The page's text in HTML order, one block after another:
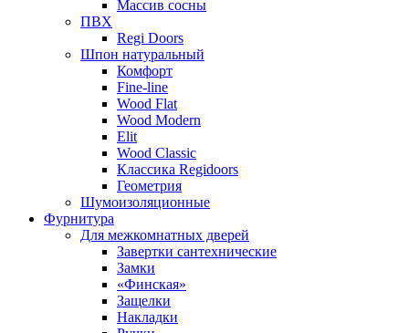
Массив сосны
ПВХ
Regi Doors
Шпон натуральный
Комфорт
Fine-line
Wood Flat
Wood Modern
Elit
Wood Classic
Классика Regidoors
Геометрия
Шумоизоляционные
Фурнитура
Для межкомнатных дверей
Завертки сантехнические
Замки
«Финская»
Защелки
Накладки